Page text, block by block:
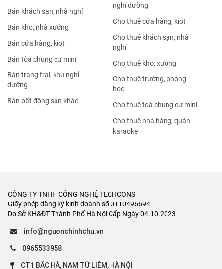
Bán khách sạn, nhà nghỉ
Bán kho, nhà xưởng
Bán cửa hàng, kiot
Bán tòa chung cư mini
Bán trang trại, khu nghỉ
dưỡng
Bán bất động sản khác
nghỉ dưỡng
Cho thuê cửa hàng, kiot
Cho thuê khách sạn, nhà
nghỉ
Cho thuê kho, xưởng
Cho thuê trường, phòng
học
Cho thuê toà chung cư mini
Cho thuê nhà hàng, quán
karaoke
CÔNG TY TNHH CÔNG NGHỆ TECHCONS
Giấy phép đăng ký kinh doanh số 0110496694
Do Sở KH&ĐT Thành Phố Hà Nội Cấp Ngày 04.10.2023
info@nguonchinhchu.vn
0965533958
CT1 BẮC HÀ, NAM TỪ LIÊM, HÀ NỘI